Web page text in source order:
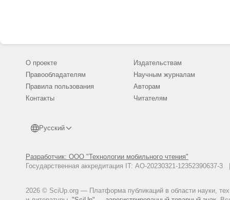
О проекте
Правообладателям
Правила пользования
Контакты
Русский
Разработчик: ООО "Технологии мобильного чтения"
Государственная аккредитация IT: АО-20230321-
2026 © SciUp.org — Платформа публикаций в области науки,
Издательствам
Научным журналам
Авторам
Читателям